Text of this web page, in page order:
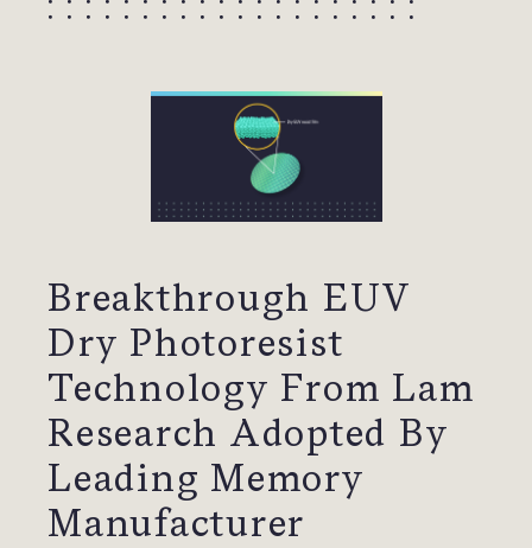
Breakthrough EUV
Dry Photoresist
Technology From Lam
Research Adopted By
Leading Memory
Manufacturer